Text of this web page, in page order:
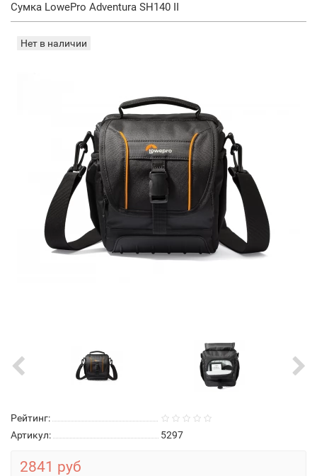
Сумка LowePro Adventura SH140 II
Нет в наличии
Рейтинг:
Артикул:
5297
2841 руб